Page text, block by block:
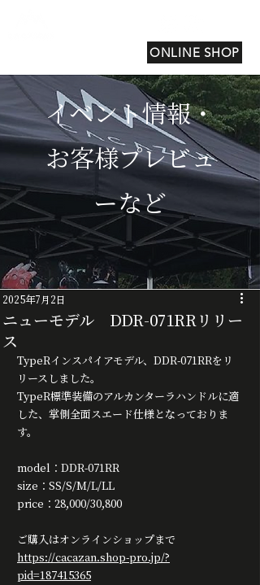
ONLINE SHOP
イベント情報・
お客様プレビュ
ーなど
ニューモデル DDR-071RRリリー
ス
2025年7月2日
TypeRインスパイアモデル、DDR-071RRをリ
リースしました。
TypeR標準装備のアルカンターラハンドルに適
した、掌側全面スエード仕様となっておりま
す。
model：DDR-071RR
size：SS/S/M/L/LL
price：28,000/30,800
ご購入はオンラインショップまで
https://cacazan.shop-pro.jp/?
pid=187415365